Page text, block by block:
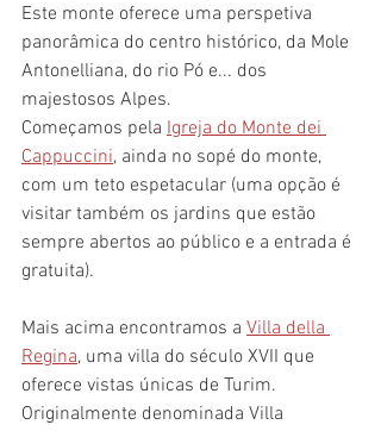
Este monte oferece uma perspetiva
panorâmica do centro histórico, da Mole
Antonelliana, do rio Pó e... dos
majestosos Alpes.
Começamos pela Igreja do Monte dei
Cappuccini, ainda no sopé do monte,
com um teto espetacular (uma opção é
visitar também os jardins que estão
sempre abertos ao público e a entrada é
gratuita).
Mais acima encontramos a Villa della
Regina, uma villa do século XVII que
oferece vistas únicas de Turim.
Originalmente denominada Villa